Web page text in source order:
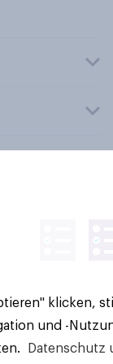
klicken,
und -
Datenschutz